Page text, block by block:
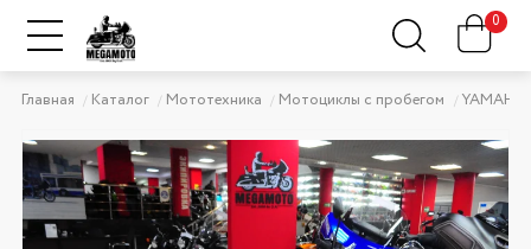
0
Главная Каталог Мототехника Мотоциклы с пробегом YAMAHA